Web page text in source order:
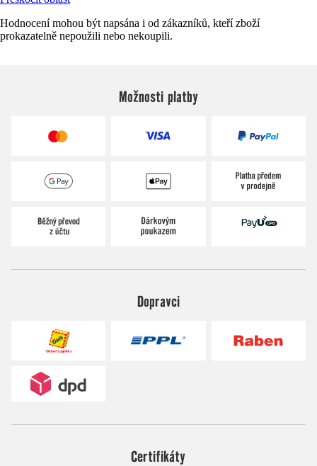
Hodnocení mohou být napsána i od zákazníků, kteří zboží
prokazatelně nepoužili nebo nekoupili.
Možnosti platby
Dopravci
Certifikáty